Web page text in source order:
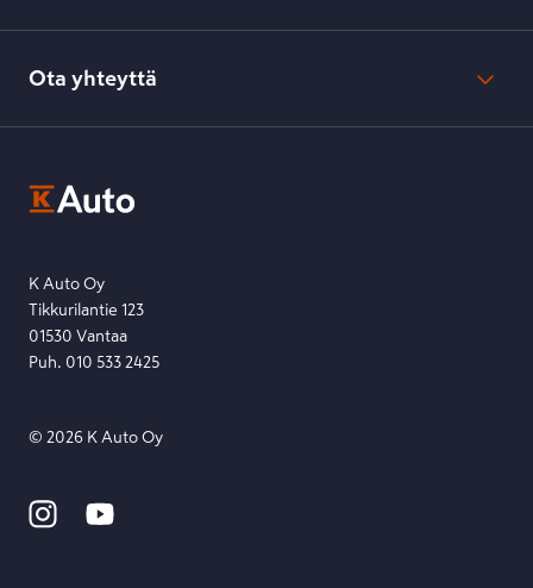
Saavutettavuus
Kesko-konsernin verkkoselailurekisteri
K-Ryhmän evästekäytännöt
Ota yhteyttä
Etsi toimipiste
K Auto Oy
Tikkurilantie 123
01530 Vantaa
Puh. 010 533 2425
© 2026 K Auto Oy